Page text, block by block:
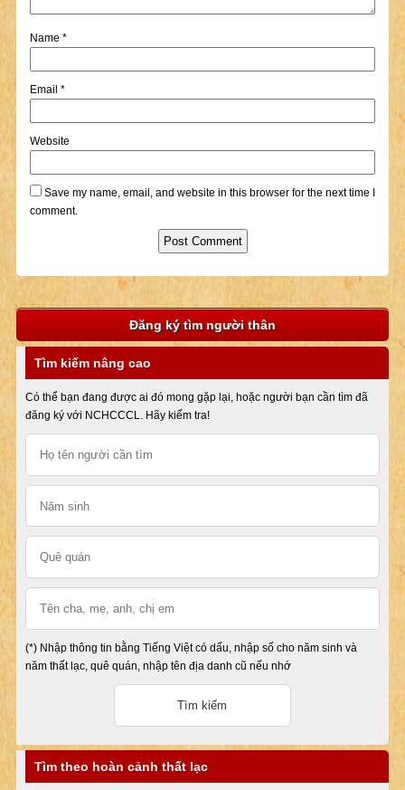
Name *
Email *
Website
Save my name, email, and website in this browser for the next time I
comment.
Đăng ký tìm người thân
Tìm kiếm nâng cao
Có thể bạn đang được ai đó mong gặp lại, hoặc người bạn cần tìm đã
đăng ký với NCHCCCL. Hãy kiểm tra!
(*) Nhập thông tin bằng Tiếng Việt có dấu, nhập số cho năm sinh và
năm thất lạc, quê quán, nhập tên địa danh cũ nếu nhớ
Tìm theo hoàn cảnh thất lạc